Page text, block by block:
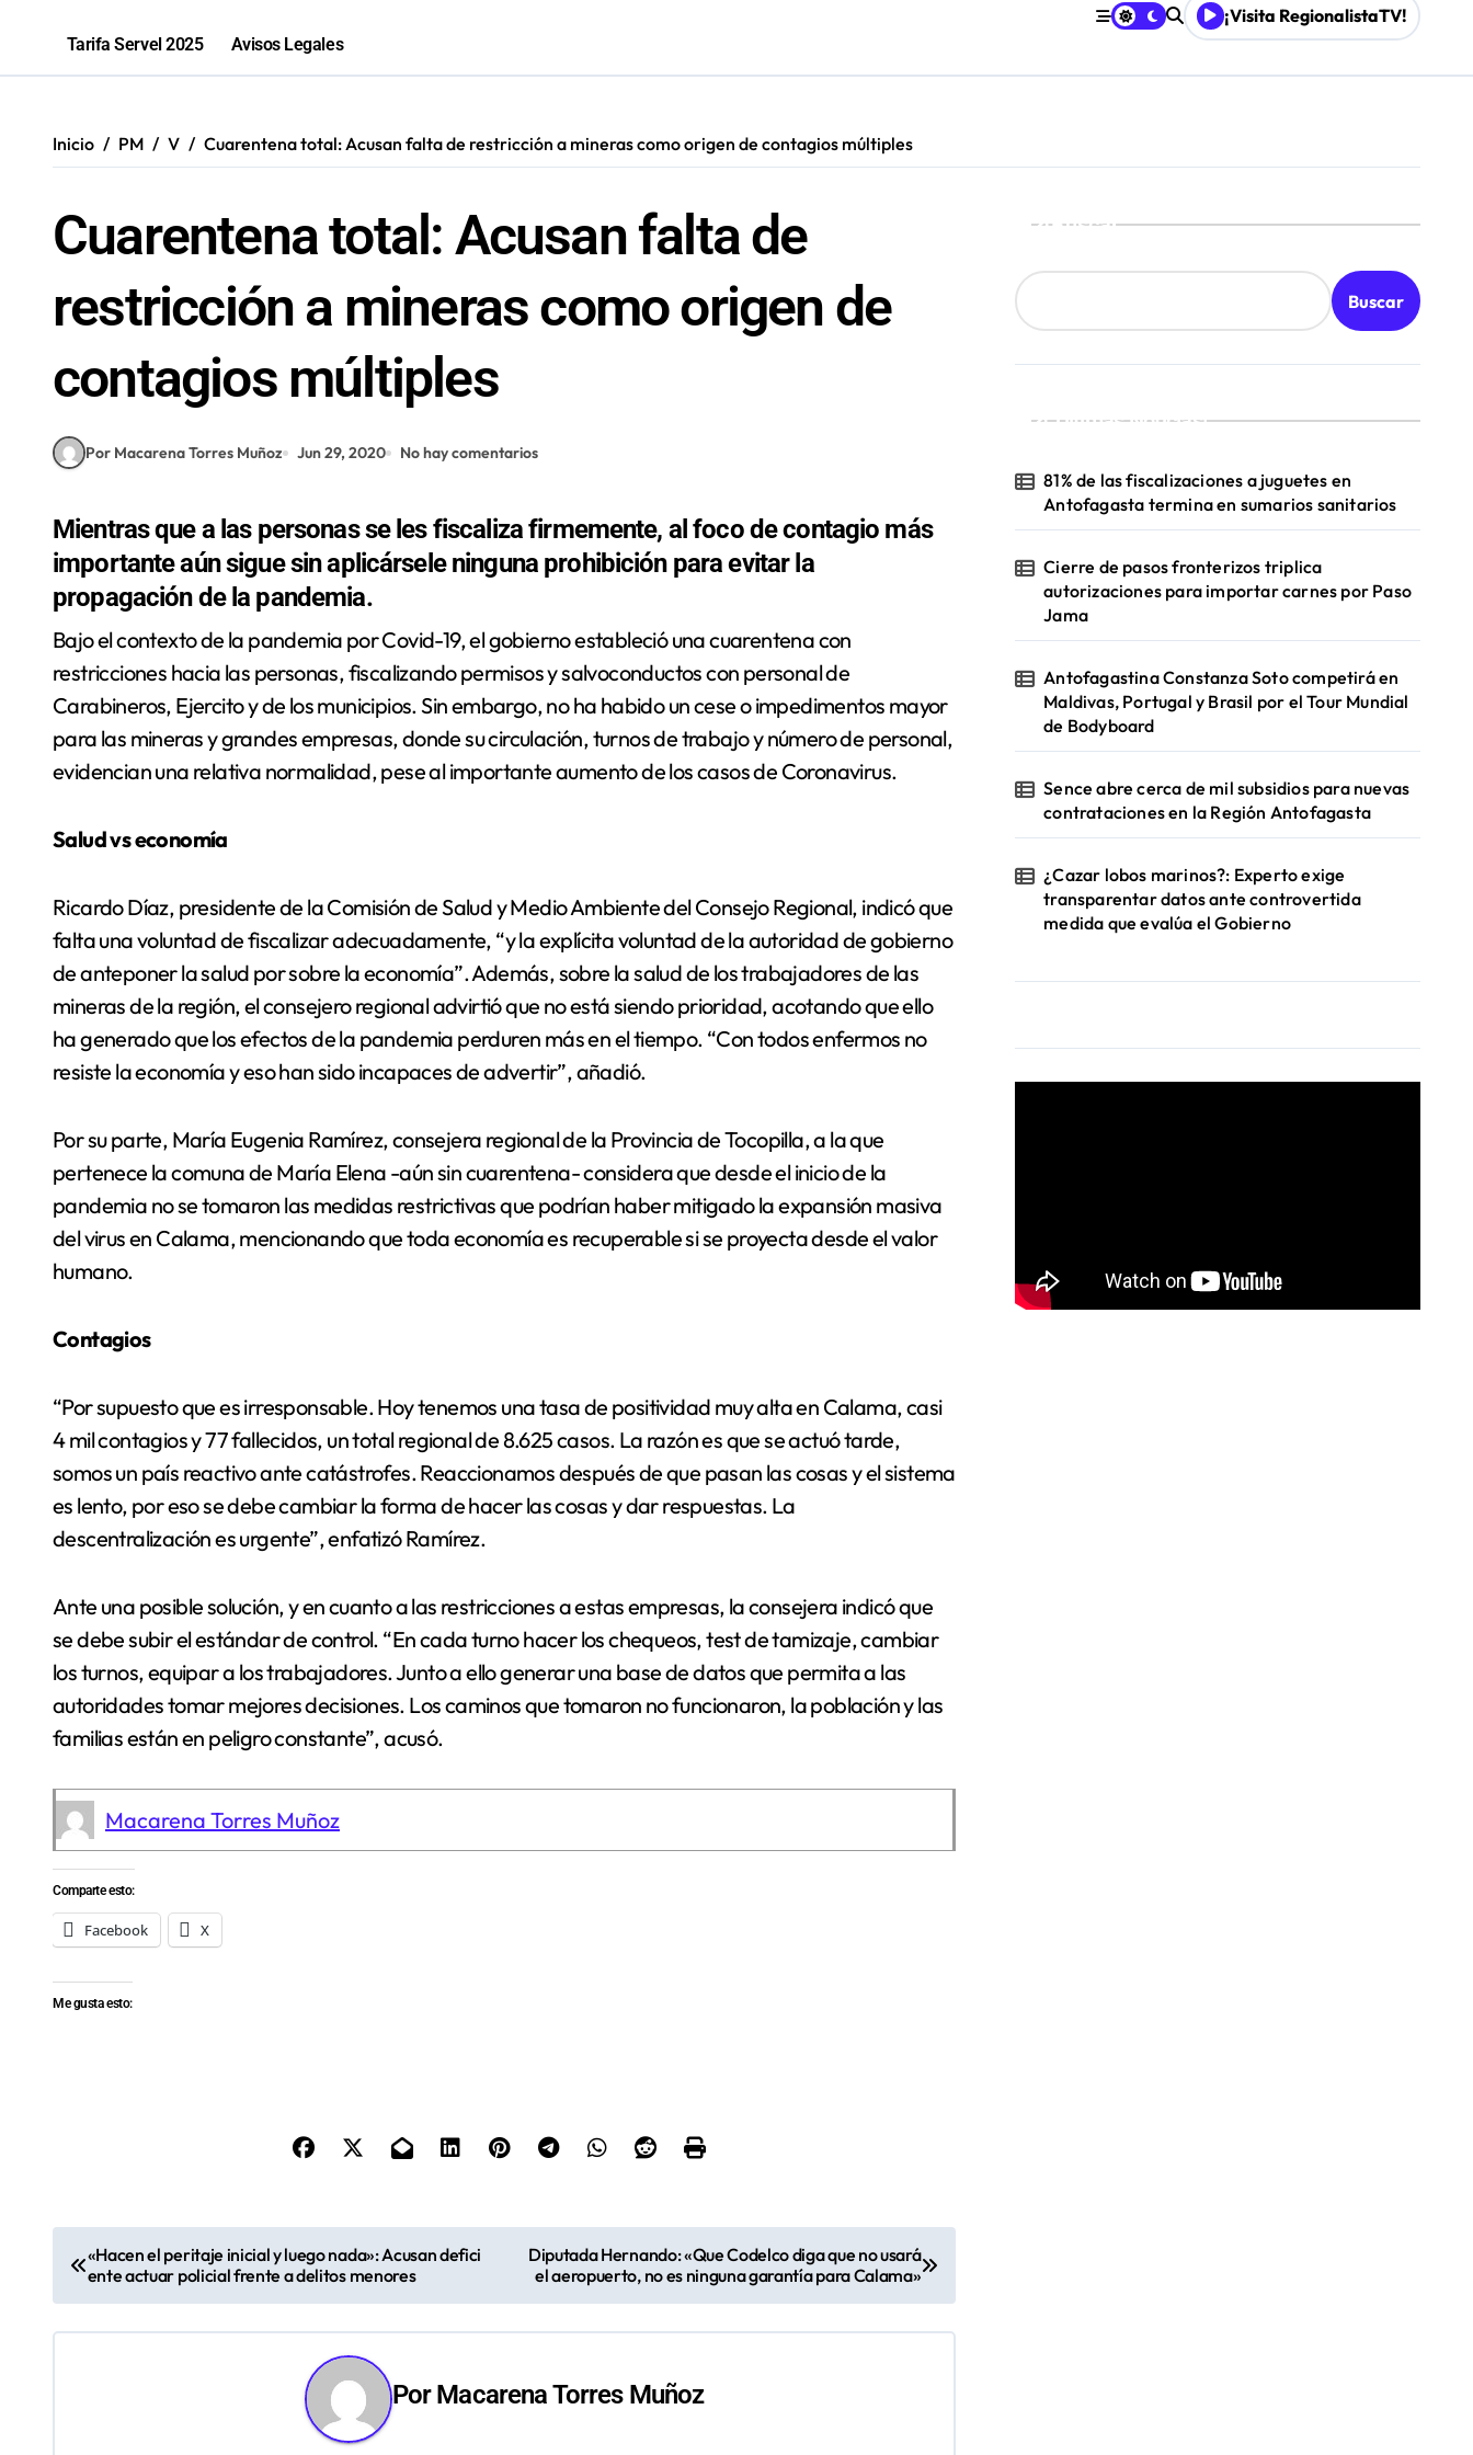
81% de las fiscalizaciones a juguetes en Antofagasta termina en sumarios sanitarios
Tarifa Servel 2025 Avisos Legales
¡Visita RegionalistaTV!
Inicio PM V Cuarentena total: Acusan falta de restricción a mineras como origen de contagios múltiples
Cuarentena total: Acusan falta de
restricción a mineras como origen de
contagios múltiples
Por Macarena Torres Muñoz Jun 29, 2020 No hay comentarios
Mientras que a las personas se les fiscaliza firmemente, al foco de contagio más
importante aún sigue sin aplicársele ninguna prohibición para evitar la
propagación de la pandemia.
Bajo el contexto de la pandemia por Covid-19, el gobierno estableció una cuarentena con
restricciones hacia las personas, fiscalizando permisos y salvoconductos con personal de
Carabineros, Ejercito y de los municipios. Sin embargo, no ha habido un cese o impedimentos mayor
para las mineras y grandes empresas, donde su circulación, turnos de trabajo y número de personal,
evidencian una relativa normalidad, pese al importante aumento de los casos de Coronavirus.
Salud vs economía
Ricardo Díaz, presidente de la Comisión de Salud y Medio Ambiente del Consejo Regional, indicó que
falta una voluntad de fiscalizar adecuadamente, “y la explícita voluntad de la autoridad de gobierno
de anteponer la salud por sobre la economía”. Además, sobre la salud de los trabajadores de las
mineras de la región, el consejero regional advirtió que no está siendo prioridad, acotando que ello
ha generado que los efectos de la pandemia perduren más en el tiempo. “Con todos enfermos no
resiste la economía y eso han sido incapaces de advertir”, añadió.
Por su parte, María Eugenia Ramírez, consejera regional de la Provincia de Tocopilla, a la que
pertenece la comuna de María Elena -aún sin cuarentena- considera que desde el inicio de la
pandemia no se tomaron las medidas restrictivas que podrían haber mitigado la expansión masiva
del virus en Calama, mencionando que toda economía es recuperable si se proyecta desde el valor
humano.
Contagios
“Por supuesto que es irresponsable. Hoy tenemos una tasa de positividad muy alta en Calama, casi
4 mil contagios y 77 fallecidos, un total regional de 8.625 casos. La razón es que se actuó tarde,
somos un país reactivo ante catástrofes. Reaccionamos después de que pasan las cosas y el sistema
es lento, por eso se debe cambiar la forma de hacer las cosas y dar respuestas. La
descentralización es urgente”, enfatizó Ramírez.
Ante una posible solución, y en cuanto a las restricciones a estas empresas, la consejera indicó que
se debe subir el estándar de control. “En cada turno hacer los chequeos, test de tamizaje, cambiar
los turnos, equipar a los trabajadores. Junto a ello generar una base de datos que permita a las
autoridades tomar mejores decisiones. Los caminos que tomaron no funcionaron, la población y las
familias están en peligro constante”, acusó.
Macarena Torres Muñoz
Comparte esto:
Facebook X
Me gusta esto:
a
v
«Hacen el peritaje inicial y luego nada»: Acusan defici
ente actuar policial frente a delitos menores
Diputada Hernando: «Que Codelco diga que no usará
el aeropuerto, no es ninguna garantía para Calama»
PorMacarena Torres Muñoz
Buscar
Buscar
¡Ultimas Noticias!
81% de las fiscalizaciones a juguetes en
Antofagasta termina en sumarios sanitarios
Cierre de pasos fronterizos triplica
autorizaciones para importar carnes por Paso
Jama
Antofagastina Constanza Soto competirá en
Maldivas, Portugal y Brasil por el Tour Mundial
de Bodyboard
Sence abre cerca de mil subsidios para nuevas
contrataciones en la Región Antofagasta
¿Cazar lobos marinos?: Experto exige
transparentar datos ante controvertida
medida que evalúa el Gobierno